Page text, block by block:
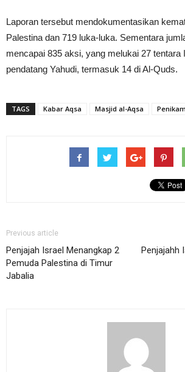
Laporan tersebut mendokumentasikan
Palestina dan 719 luka-luka. Sementara
mencapai 835 aksi, yang melukai 27 tentara
pendatang Yahudi, termasuk 14 di Al-Quds.
TAGS Kabar Aqsa Masjid al-Aqsa
Previous article
Penjajah Israel Menangkap 2
Pemuda Palestina di Timur
Jabalia
Penjajahh